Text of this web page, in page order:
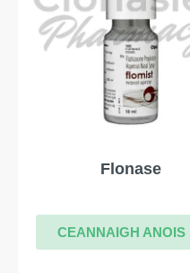
Flonase
CEANNAIGH ANOIS